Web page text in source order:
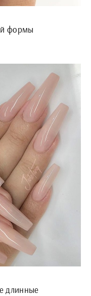
формы
длинные